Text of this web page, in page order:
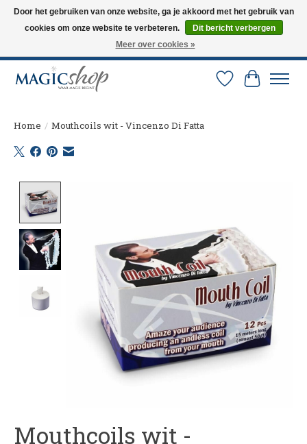
Altijd de nieuwste trucs op voorraad. Snelle verzending via PostNL en DHL.
Langskomen in onze winkel? Bel of mail om een afspraak te maken. 0251-
Verlanglijst
Home / Mouthcoils wit - Vincenzo Di Fatta
Mouthcoils wit -
Door het gebruiken van onze website, ga je akkoord met het gebruik van
cookies om onze website te verbeteren.
Dit bericht verbergen
Meer over cookies »